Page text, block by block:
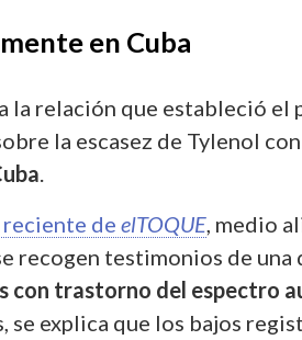
en Cuba
la relación que estableció el
la escasez de Tylenol
de elTOQUE , medio
se recogen testimonios de una
con trastorno del espectro
se explica que los bajos